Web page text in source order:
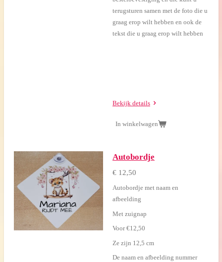
terugsturen samen met de foto die u
graag erop wilt hebben en ook de
tekst die u graag erop wilt hebben
Bekijk details
In winkelwagen
Autobordje
€ 12,50
Autobordje met naam en
afbeelding
Met zuignap
Voor €12,50
Ze zijn 12,5 cm
De naam en afbeelding nummer